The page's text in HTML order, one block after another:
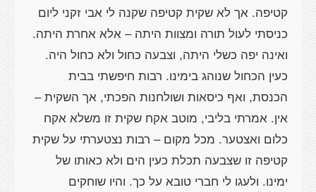
קטיפה. אך לא שקית קטיפה שקנה לי אבי זקני ליום
כניסתי לעול תורה ומצוות היתה – אלא אחרת היתה.
ואינה יפה כשלי היתה, וצבעה כחול ולא כחול היה.
כעין הכחול שנוהג בימינו. רבות חיפשתי בבית
הכנסת, ואף כיסאות ושולחנות הפכתי, אך השקית –
אין. אמרתי בליבי, מוטב אקח שקית זו משלא אקח
כלום ואצטער. מכל מקום – רבות נצטערתי על שקית
קטיפה זו שצבעה תכלת כעין הים ולא כאותו של
ימינו. ולעגו לי חברי טובא על כך. והיו שוחקים